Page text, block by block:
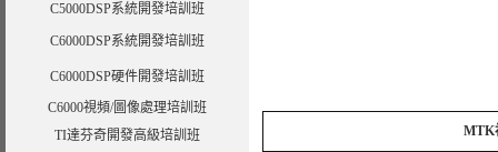
C5000DSP系統開發培訓班
C6000DSP系統開發培訓班
C6000DSP硬件開發培訓班
C6000視頻/圖像處理培訓班
TI達芬奇開發高級培訓班
MTK